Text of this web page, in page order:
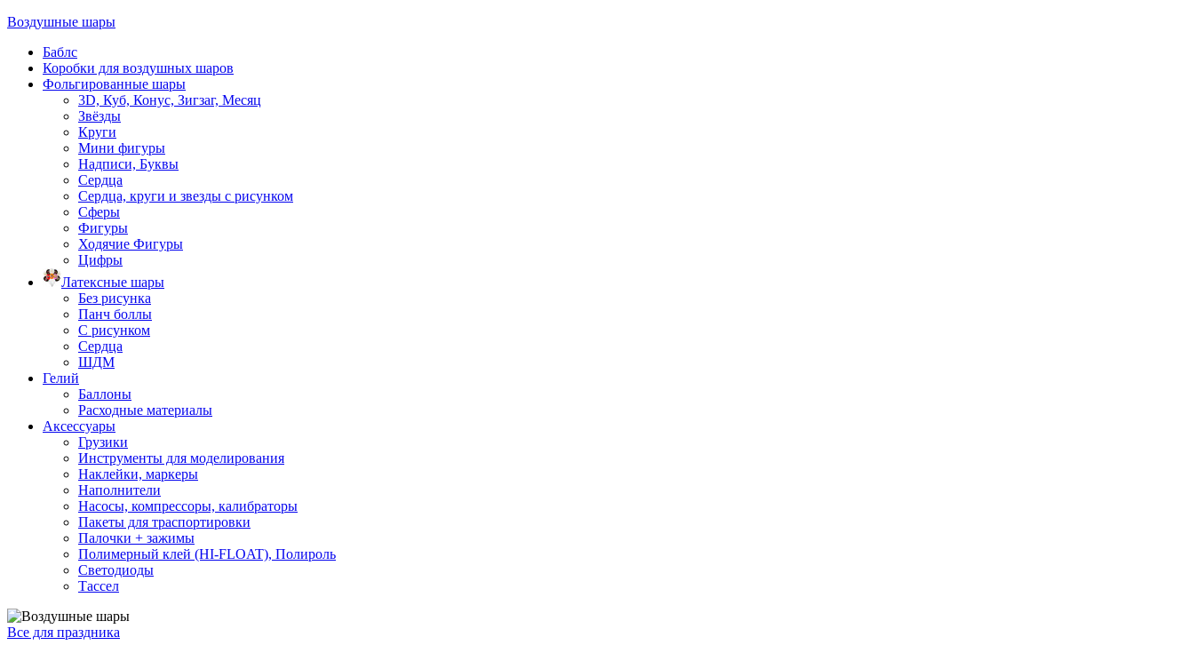
Воздушные шары
Баблс
Коробки для воздушных шаров
Фольгированные шары
3D, Куб, Конус, Зигзаг, Месяц
Звёзды
Круги
Мини фигуры
Надписи, Буквы
Сердца
Сердца, круги и звезды с рисунком
Сферы
Фигуры
Ходячие Фигуры
Цифры
Латексные шары
Без рисунка
Панч боллы
С рисунком
Сердца
ШДМ
Гелий
Баллоны
Расходные материалы
Аксессуары
Грузики
Инструменты для моделирования
Наклейки, маркеры
Наполнители
Насосы, компрессоры, калибраторы
Пакеты для траспортировки
Палочки + зажимы
Полимерный клей (HI-FLOAT), Полироль
Светодиоды
Тассел
Все для праздника